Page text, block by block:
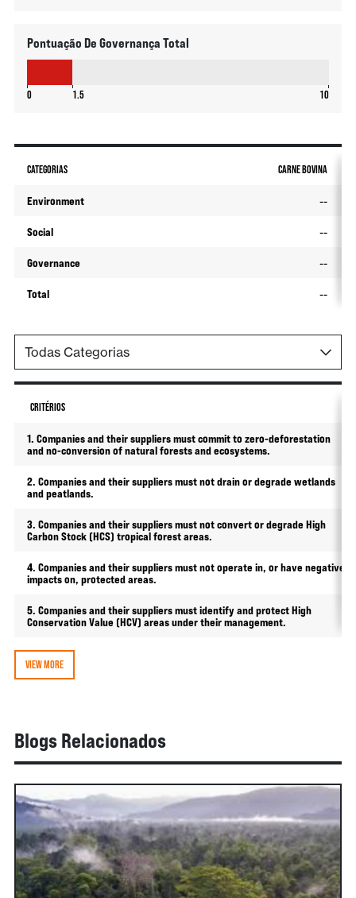
Pontuação De Governança Total
0 1.5 101.5
CATEGORIAS CARNE BOVINA
Environment --
Social --
Governance --
Total --
CRITÉRIOS
1. Companies and their suppliers must commit to zero-deforestation
and no-conversion of natural forests and ecosystems.
2. Companies and their suppliers must not drain or degrade wetlands
and peatlands.
3. Companies and their suppliers must not convert or degrade High
Carbon Stock (HCS) tropical forest areas.
4. Companies and their suppliers must not operate in, or have negative
impacts on, protected areas.
5. Companies and their suppliers must identify and protect High
Conservation Value (HCV) areas under their management.
VIEW MORE
Blogs Relacionados